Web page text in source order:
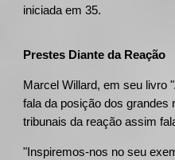
iniciada em 35.
Prestes Diante da Reação
Marcel Willard, em seu livro
fala da posição dos grandes
tribunais da reação assim
"Inspiremos-nos no seu